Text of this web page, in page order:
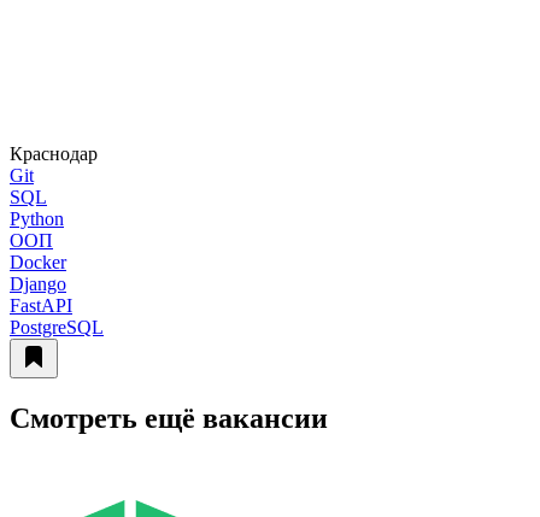
Краснодар
Git
SQL
Python
ООП
Docker
Django
FastAPI
PostgreSQL
Смотреть ещё вакансии